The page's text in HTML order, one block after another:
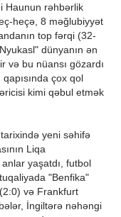
Haunun rəhbərlik
heçə, 8 məğlubiyyət
top fərqi (32-
dünyanın ən
və bu nüansı gözardı
çox qol
kimi qəbul etmək
yeni səhifə
Liqa
yaşatdı, futbol
"Benfika"
və Frankfurt
İngiltərə nəhəngi